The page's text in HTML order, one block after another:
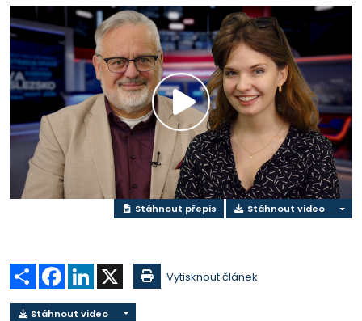
Přehrát
video
Stáhnout přepis Stáhnout video
Sdílet Facebook
LinkedIn Vytisknout článek
Stáhnout video